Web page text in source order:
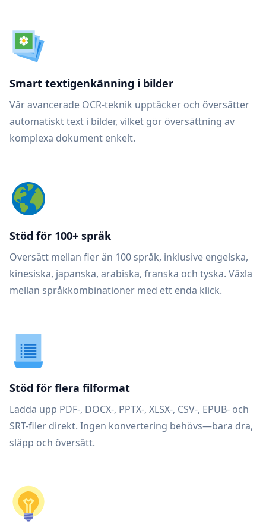
Smart textigenkänning i bilder
Vår avancerade OCR-teknik upptäcker och översätter
automatiskt text i bilder, vilket gör översättning av
komplexa dokument enkelt.
Stöd för 100+ språk
Översätt mellan fler än 100 språk, inklusive engelska,
kinesiska, japanska, arabiska, franska och tyska. Växla
mellan språkkombinationer med ett enda klick.
Stöd för flera filformat
Ladda upp PDF-, DOCX-, PPTX-, XLSX-, CSV-, EPUB- och
SRT-filer direkt. Ingen konvertering behövs—bara dra,
släpp och översätt.